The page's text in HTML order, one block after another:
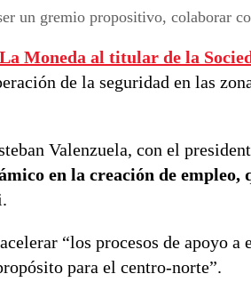
un gremio propositivo, colaborar
Moneda al titular de la
de la seguridad en las
Valenzuela, con el
en la creación de empleo,
“los procesos de apoyo a
para el centro-norte”.